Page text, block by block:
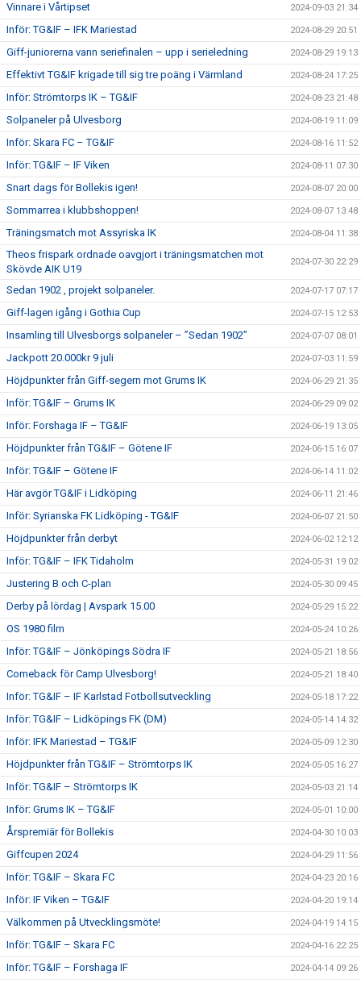
Vinnare i Vårtipset 2024-09-03 21:34
Inför: TG&IF – IFK Mariestad 2024-08-29 20:51
Giff-juniorerna vann seriefinalen – upp i serieledning 2024-08-29 19:13
Effektivt TG&IF krigade till sig tre poäng i Värmland 2024-08-24 17:25
Inför: Strömtorps IK – TG&IF 2024-08-23 21:48
Solpaneler på Ulvesborg 2024-08-19 11:09
Inför: Skara FC – TG&IF 2024-08-16 11:52
Inför: TG&IF – IF Viken 2024-08-11 07:30
Snart dags för Bollekis igen! 2024-08-07 20:00
Sommarrea i klubbshoppen! 2024-08-07 13:48
Träningsmatch mot Assyriska IK 2024-08-04 11:38
Theos frispark ordnade oavgjort i träningsmatchen mot
Skövde AIK U19
2024-07-30 22:29
Sedan 1902 , projekt solpaneler. 2024-07-17 07:17
Giff-lagen igång i Gothia Cup 2024-07-15 12:53
Insamling till Ulvesborgs solpaneler – ”Sedan 1902” 2024-07-07 08:01
Jackpott 20.000kr 9 juli 2024-07-03 11:59
Höjdpunkter från Giff-segern mot Grums IK 2024-06-29 21:35
Inför: TG&IF – Grums IK 2024-06-29 09:02
Inför: Forshaga IF – TG&IF 2024-06-19 13:05
Höjdpunkter från TG&IF – Götene IF 2024-06-15 16:07
Inför: TG&IF – Götene IF 2024-06-14 11:02
Här avgör TG&IF i Lidköping 2024-06-11 21:46
Inför: Syrianska FK Lidköping - TG&IF 2024-06-07 21:50
Höjdpunkter från derbyt 2024-06-02 12:12
Inför: TG&IF – IFK Tidaholm 2024-05-31 19:02
Justering B och C-plan 2024-05-30 09:45
Derby på lördag | Avspark 15.00 2024-05-29 15:22
OS 1980 film 2024-05-24 10:26
Inför: TG&IF – Jönköpings Södra IF 2024-05-21 18:56
Comeback för Camp Ulvesborg! 2024-05-21 18:40
Inför: TG&IF – IF Karlstad Fotbollsutveckling 2024-05-18 17:22
Inför: TG&IF – Lidköpings FK (DM) 2024-05-14 14:32
Inför: IFK Mariestad – TG&IF 2024-05-09 12:30
Höjdpunkter från TG&IF – Strömtorps IK 2024-05-05 16:27
Inför: TG&IF – Strömtorps IK 2024-05-03 21:14
Inför: Grums IK – TG&IF 2024-05-01 10:00
Årspremiär för Bollekis 2024-04-30 10:03
Giffcupen 2024 2024-04-29 11:56
Inför: TG&IF – Skara FC 2024-04-23 20:16
Inför: IF Viken – TG&IF 2024-04-20 19:14
Välkommen på Utvecklingsmöte! 2024-04-19 14:15
Inför: TG&IF – Skara FC 2024-04-16 22:25
Inför: TG&IF – Forshaga IF 2024-04-14 09:26